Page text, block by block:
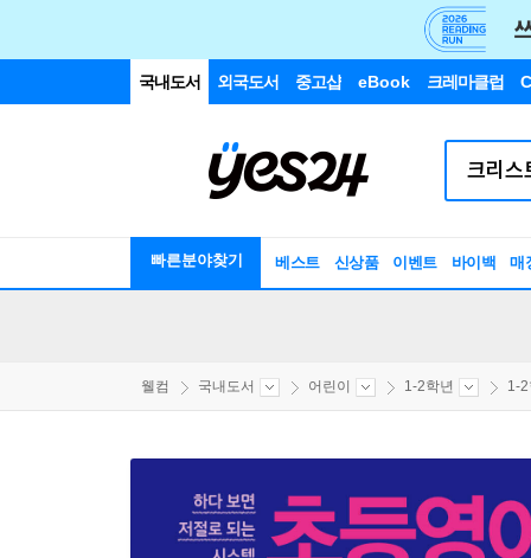
국내도서 외국도서 중고샵 eBook 크레마클럽
빠른분야찾기 베스트 신상품 이벤트 바이백 매
웰컴 국내도서 어린이 1-2학년 1-